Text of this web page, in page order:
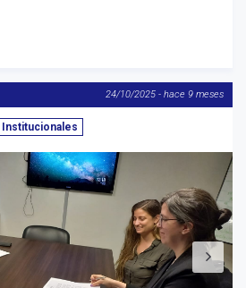
24/10/2025 - hace 9 meses